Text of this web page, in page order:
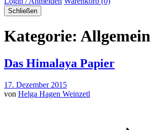
Schließen
Kategorie: Allgemein
Das Himalaya Papier
17. Dezember 2015
von Helga Hagen Weinzetl